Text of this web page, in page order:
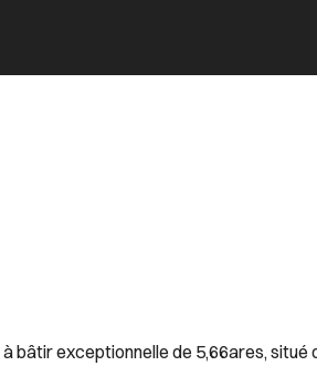
bâtir exceptionnelle de 5,66ares, situé